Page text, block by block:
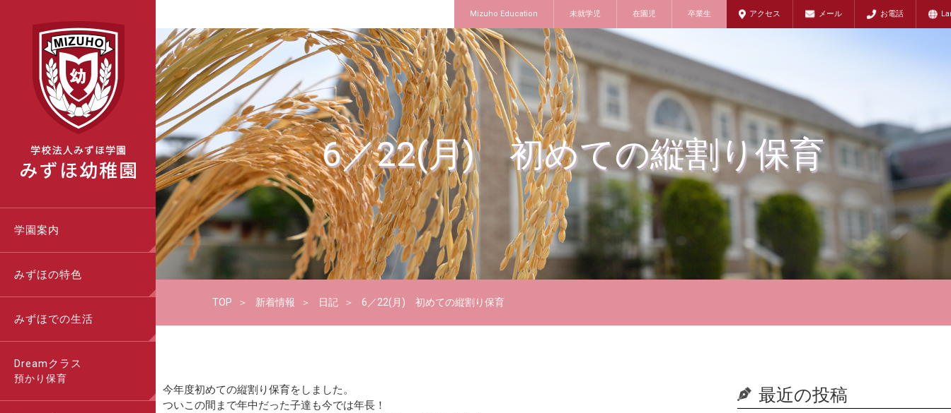
Mizuho Education 未就学児 在園児 卒業生 アクセス メール お電話
学園案内
みずほの特色
みずほでの生活
Dreamクラス
預かり保育
6／22(月) 初めての縦割り保育
TOP 新着情報 日記 6／22(月) 初めての縦割り保育
今年度初めての縦割り保育をしました。
ついこの間まで年中だった子達も今では年長！
最近の投稿